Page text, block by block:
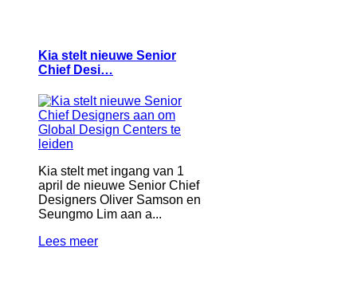
Kia stelt nieuwe Senior
Chief Desi…
Kia stelt met ingang van 1
april de nieuwe Senior Chief
Designers Oliver Samson en
Seungmo Lim aan a...
Lees meer